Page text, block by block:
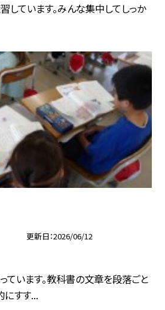
しています。みんな集中してしっか
更新日 2026/06/12
ています。教科書の文章を段落ごと
すす...